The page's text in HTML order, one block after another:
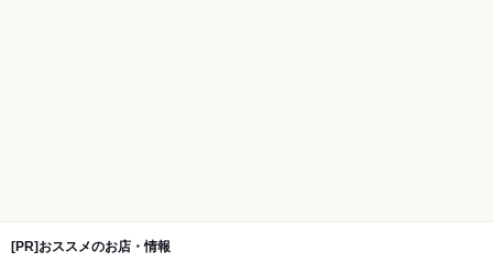
[PR]おススメのお店・情報